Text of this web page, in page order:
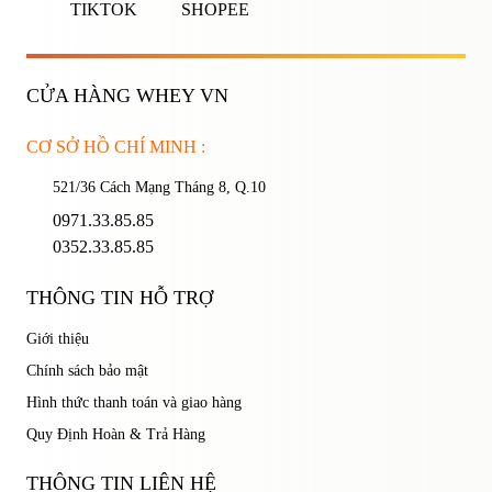
ĐĂNG NHẬP
TIKTOK SHOPEE
CỬA HÀNG WHEY VN
CƠ SỞ HỒ CHÍ MINH :
521/36 Cách Mạng Tháng 8, Q.10
0971.33.85.85
0352.33.85.85
THÔNG TIN HỖ TRỢ
Giới thiệu
Chính sách bảo mật
Hình thức thanh toán và giao hàng
Quy Định Hoàn & Trả Hàng
THÔNG TIN LIÊN HỆ